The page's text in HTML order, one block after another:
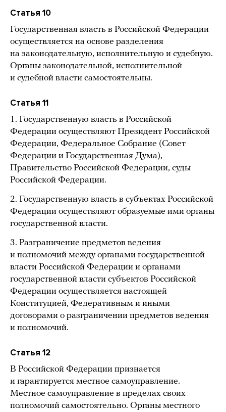
Статья 10
Государственная власть в Российской Федерации
осуществляется на основе разделения
на законодательную, исполнительную и судебную.
Органы законодательной, исполнительной
и судебной власти самостоятельны.
Статья 11
1. Государственную власть в Российской
Федерации осуществляют Президент Российской
Федерации, Федеральное Собрание (Совет
Федерации и Государственная Дума),
Правительство Российской Федерации, суды
Российской Федерации.
2. Государственную власть в субъектах Российской
Федерации осуществляют образуемые ими органы
государственной власти.
3. Разграничение предметов ведения
и полномочий между органами государственной
власти Российской Федерации и органами
государственной власти субъектов Российской
Федерации осуществляется настоящей
Конституцией, Федеративным и иными
договорами о разграничении предметов ведения
и полномочий.
Статья 12
В Российской Федерации признается
и гарантируется местное самоуправление.
Местное самоуправление в пределах своих
полномочий самостоятельно. Органы местного